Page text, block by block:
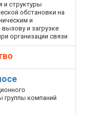
и структуры
обстановки на
и
и загрузке
организации связи
группы компаний